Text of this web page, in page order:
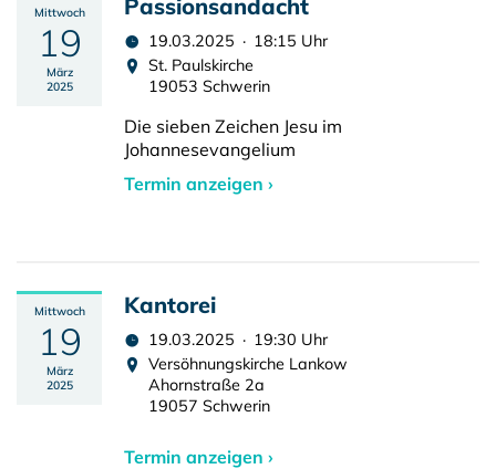
Mittwoch
19
März
2025
Passionsandacht
19.03.2025 · 18:15 Uhr
St. Paulskirche
19053 Schwerin
Die sieben Zeichen Jesu im
Johannesevangelium
Termin anzeigen ›
Mittwoch
19
März
2025
Kantorei
19.03.2025 · 19:30 Uhr
Versöhnungskirche Lankow
Ahornstraße 2a
19057 Schwerin
Termin anzeigen ›